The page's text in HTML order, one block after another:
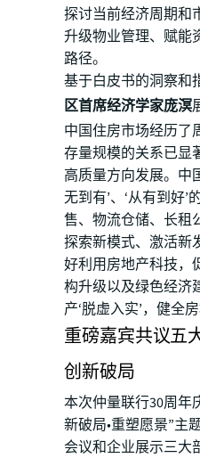
探讨当前经济周期和
升级物业管理、赋能
路径。
基于白皮书的洞察和
区首席经济学家庞溟
中国住房市场经历了
存量规模的关系已显
高质量方向发展。中
无到有’、‘从有到好
售、物流仓储、长租
探索新模式、激活新
好利用房地产科技，
构升级以及绿色经济
产‘脱虚入实’，健全
重磅嘉宾共议五
创新破局
本次仲量联行30周年
新破局•重塑愿景”主
会议和企业展示三大